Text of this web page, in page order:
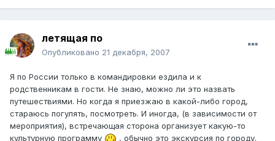
летящая по
Опубликовано 21 декабря, 2007
Я по России только в командировки ездила и к
родственникам в гости. Не знаю, можно ли это назвать
путешествиями. Но когда я приезжаю в какой-либо город,
стараюсь погулять, посмотреть. И иногда, (в зависимости от
мероприятия), встречающая сторона организует какую-то
культурную программу
, обычно это экскурсия по городу.